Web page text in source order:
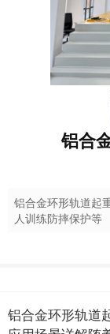
铝合
铝合金环形轨道起
人训练防摔保护等
铝合金环形轨道